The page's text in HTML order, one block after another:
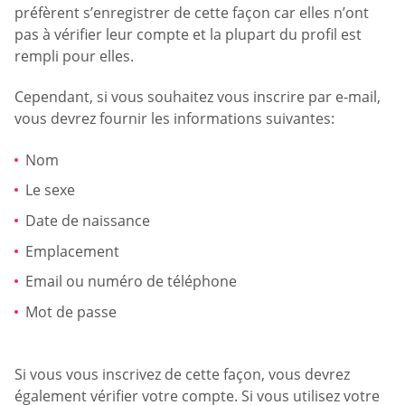
préfèrent s’enregistrer de cette façon car elles n’ont
pas à vérifier leur compte et la plupart du profil est
rempli pour elles.
Cependant, si vous souhaitez vous inscrire par e-mail,
vous devrez fournir les informations suivantes:
Nom
Le sexe
Date de naissance
Emplacement
Email ou numéro de téléphone
Mot de passe
Si vous vous inscrivez de cette façon, vous devrez
également vérifier votre compte. Si vous utilisez votre